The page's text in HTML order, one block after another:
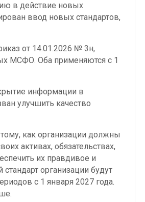
в действие новых
ввод новых стандартов,
от 14.01.2026 № 3н,
МСФО. Оба применяются с 1
информации в
улучшить качество
как организации должны
активах, обязательствах,
их правдивое и
организации будут
с 1 января 2027 года.